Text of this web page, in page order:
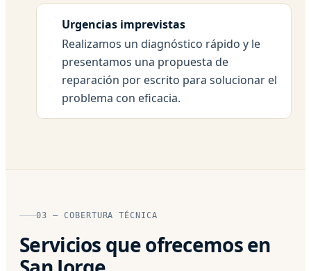
Urgencias imprevistas
Realizamos un diagnóstico rápido y le
presentamos una propuesta de
reparación por escrito para solucionar el
problema con eficacia.
03 — COBERTURA TÉCNICA
Servicios que ofrecemos en